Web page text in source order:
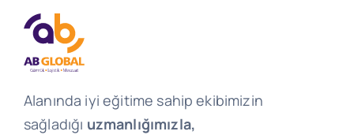
Alanında iyi eğitime sahip ekibimizin
sağladığı uzmanlığımızla,